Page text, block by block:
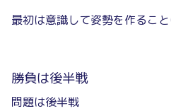
最初は意識して姿勢を作るこ
勝負は後半戦
問題は後半戦